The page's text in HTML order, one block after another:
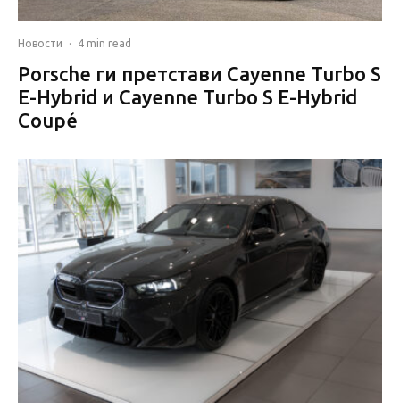
Новости · 4 min read
Porsche ги претстави Cayenne Turbo S
E-Hybrid и Cayenne Turbo S E-Hybrid
Coupé